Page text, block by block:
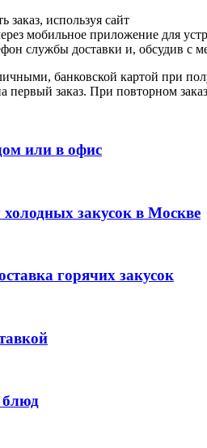
заказ, используя сайт
мобильное приложение для
службы доставки и, обсудив с
банковской картой при
первый заказ. При повторном
или в офис
холодных закусок в Москве
горячих закусок
блюд